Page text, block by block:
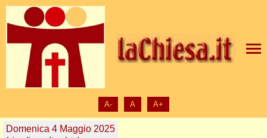
A- A A+
Domenica 4 Maggio 2025